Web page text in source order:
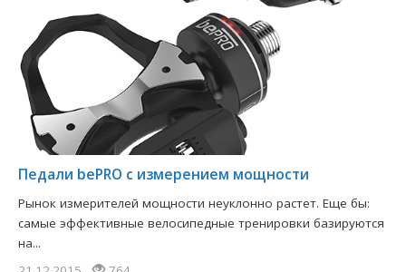
Педали bePRO с измерением мощности
Рынок измерителей мощности неуклонно растет. Еще бы:
самые эффективные велосипедные тренировки базируются
на...